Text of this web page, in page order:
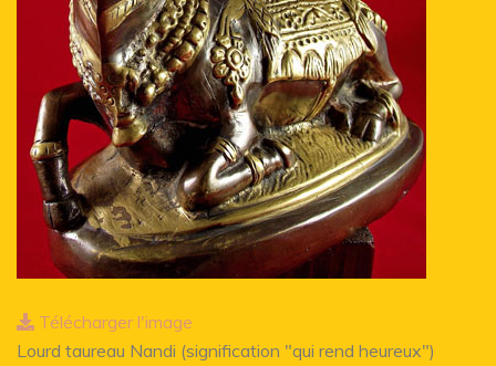
Télécharger l'image
Lourd taureau Nandi (signification "qui rend heureux")